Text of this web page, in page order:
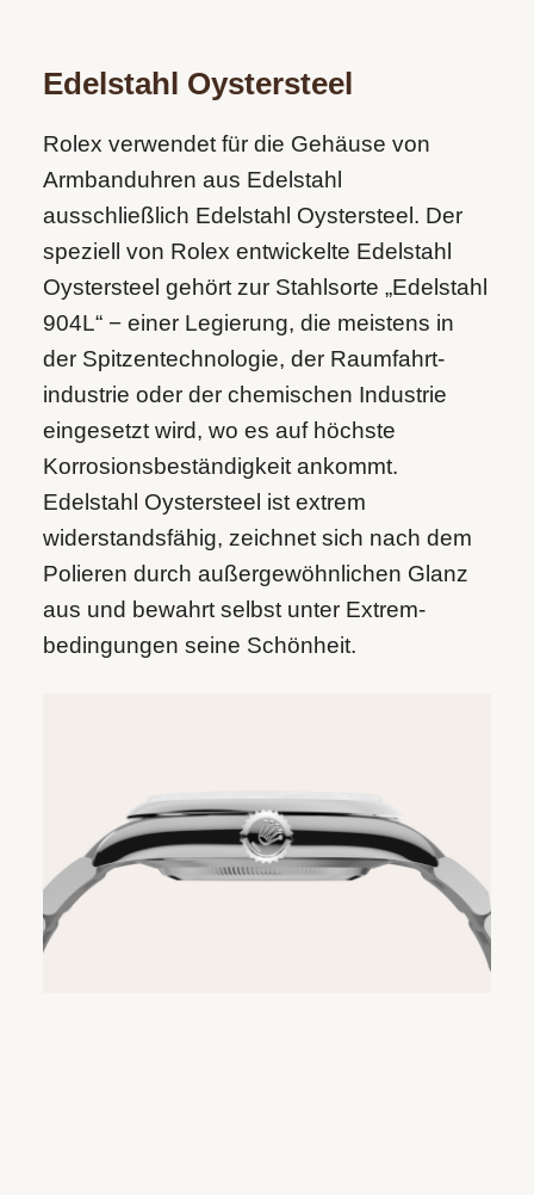
Edelstahl Oystersteel
Rolex verwendet für die Gehäuse von
Armbanduhren aus Edelstahl
ausschließlich Edelstahl Oystersteel. Der
speziell von Rolex entwickelte Edelstahl
Oystersteel gehört zur Stahlsorte „Edelstahl
904L“ − einer Legierung, die meistens in
der Spitzen­technologie, der Raumfahrt­
industrie oder der chemischen Industrie
eingesetzt wird, wo es auf höchste
Korrosions­beständigkeit ankommt.
Edelstahl Oystersteel ist extrem
widerstandsfähig, zeichnet sich nach dem
Polieren durch außergewöhnlichen Glanz
aus und bewahrt selbst unter Extrem­
bedingungen seine Schönheit.